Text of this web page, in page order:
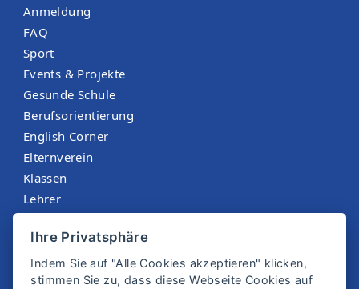
Anmeldung
FAQ
Sport
Events & Projekte
Gesunde Schule
Berufsorientierung
English Corner
Elternverein
Klassen
Lehrer
Sokrates
Ihre Privatsphäre
Indem Sie auf "Alle Cookies akzeptieren" klicken,
stimmen Sie zu, dass diese Webseite Cookies auf